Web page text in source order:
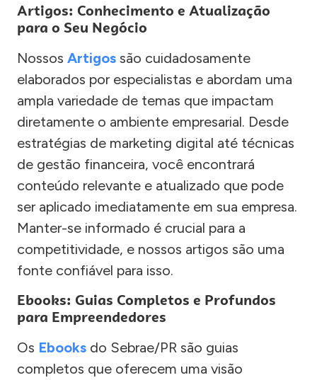
Artigos: Conhecimento e Atualização
para o Seu Negócio
Nossos Artigos são cuidadosamente
elaborados por especialistas e abordam uma
ampla variedade de temas que impactam
diretamente o ambiente empresarial. Desde
estratégias de marketing digital até técnicas
de gestão financeira, você encontrará
conteúdo relevante e atualizado que pode
ser aplicado imediatamente em sua empresa.
Manter-se informado é crucial para a
competitividade, e nossos artigos são uma
fonte confiável para isso.
Ebooks: Guias Completos e Profundos
para Empreendedores
Os Ebooks do Sebrae/PR são guias
completos que oferecem uma visão